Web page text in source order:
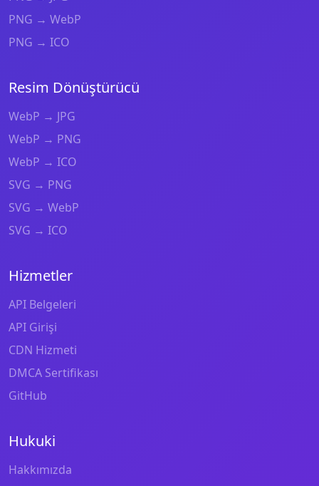
PNG → WebP
PNG → ICO
Resim Dönüştürücü
WebP → JPG
WebP → PNG
WebP → ICO
SVG → PNG
SVG → WebP
SVG → ICO
Hizmetler
API Belgeleri
API Girişi
CDN Hizmeti
DMCA Sertifikası
GitHub
Hukuki
Hakkımızda